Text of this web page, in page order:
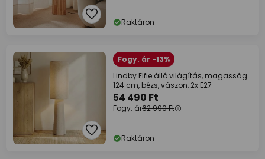
Raktáron
Fogy. ár -13%
Lindby Elfie álló világítás, magasság
124 cm, bézs, vászon, 2x E27
54 490 Ft
Fogy. ár62 990 Ft
Raktáron